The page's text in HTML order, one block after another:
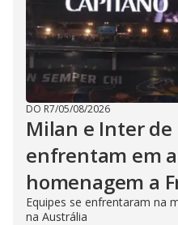
DO R7/05/08/2026
Milan e Inter de
enfrentam em
homenagem a
Equipes se enfrentaram na
na Austrália